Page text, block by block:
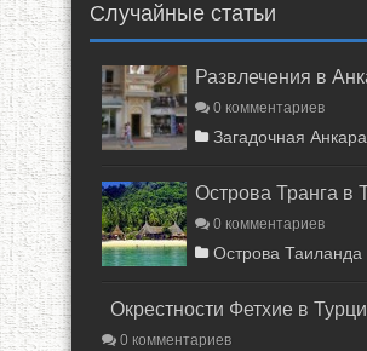
Случайные статьи
Развлечения в
0 комментариев
Загадочная Анкара
0 комментариев
Острова Таиланда
Окрестности Фетхие в
0 комментариев